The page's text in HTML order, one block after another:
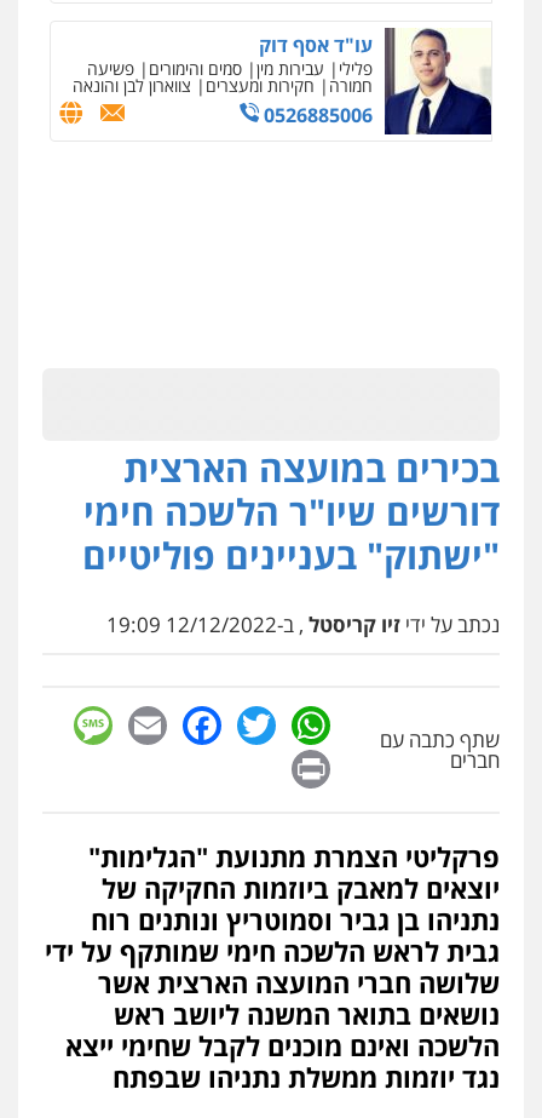
עו"ד אסף דוק
פלילי עבירות מין סמים והימורים פשיעה
חמורה חקירות ומעצרים צווארון לבן והונאה
0526885006
בכירים במועצה הארצית
דורשים שיו"ר הלשכה חימי
"ישתוק" בעניינים פוליטיים
נכתב על ידי זיו קריסטל , ב-12/12/2022 19:09
שתף כתבה עם
חברים
WhatsApp
Twitter
Facebook
Email
פרקליטי הצמרת מתנועת "הגלימות"
יוצאים למאבק ביוזמות החקיקה של
נתניהו בן גביר וסמוטריץ ונותנים רוח
גבית לראש הלשכה חימי שמותקף על ידי
שלושה חברי המועצה הארצית אשר
נושאים בתואר המשנה ליושב ראש
הלשכה ואינם מוכנים לקבל שחימי ייצא
נגד יוזמות ממשלת נתניהו שבפתח